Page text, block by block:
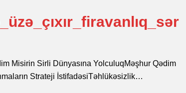
Misirin Sirli Dünyasına YolculuqMəşhur Qədim
Strateji İstifadəsiTəhlükəsizlik…